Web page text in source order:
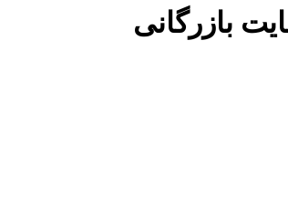
بازرگانی